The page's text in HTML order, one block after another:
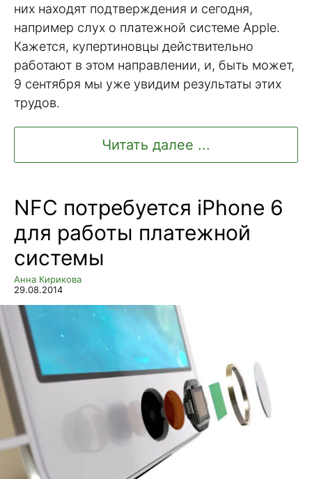
них находят подтверждения и сегодня,
например слух о платежной системе Apple.
Кажется, купертиновцы действительно
работают в этом направлении, и, быть может,
9 сентября мы уже увидим результаты этих
трудов.
Читать далее ...
NFC потребуется iPhone 6
для работы платежной
системы
Анна Кирикова
29.08.2014